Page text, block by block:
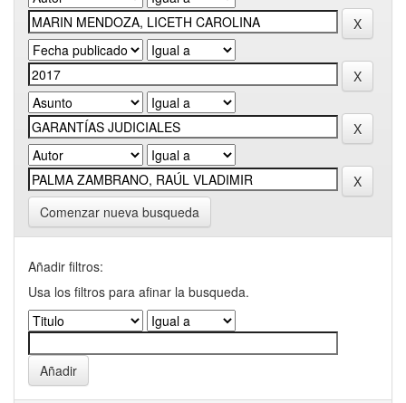
Comenzar nueva busqueda
Añadir filtros:
Usa los filtros para afinar la busqueda.